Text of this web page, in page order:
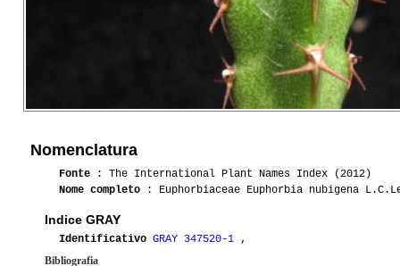
Nomenclatura
Fonte : The International Plant Names Index (2012)
Nome completo : Euphorbiaceae Euphorbia nubigena
Indice GRAY
Identificativo GRAY 347520-1 ,
Bibliografia